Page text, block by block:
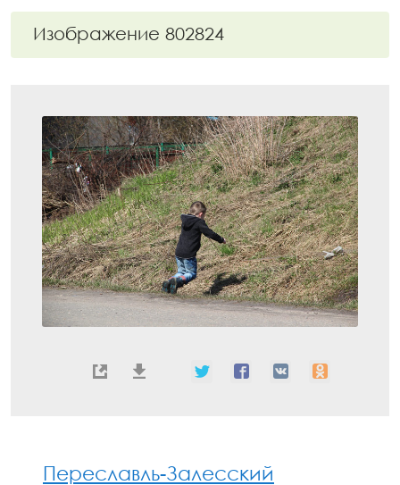
Изображение 802824
Переславль-Залесский